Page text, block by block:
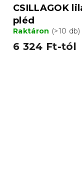
CSILLAGOK
pléd
Raktáron (>10 db)
6 324 Ft-tól